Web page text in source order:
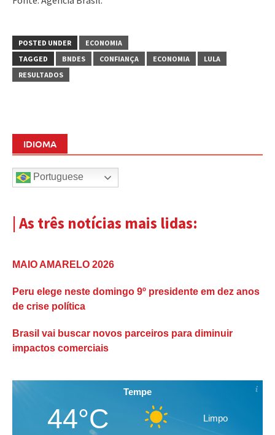
POSTED UNDER
ECONOMIA
TAGGED
BNDES CONFIANÇA ECONOMIA
LULA
RESULTADOS
IDIOMA
Portuguese
| As três notícias mais lidas:
MAIO AMARELO 2026
Peru elege neste domingo 9º presidente em dez anos
de crise política
Brasil vai buscar novos parceiros para diminuir
impactos comerciais
Tempe
44°C Limpo